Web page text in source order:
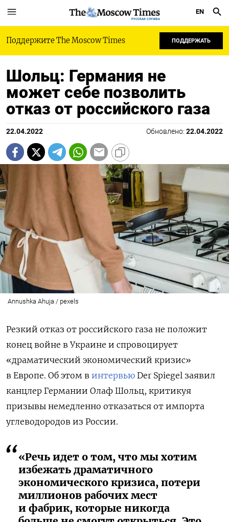
РУССКАЯ СЛУЖБА
EN
Поддержите The Moscow Times ПОДДЕРЖАТЬ
Шольц: Германия не
может себе позволить
отказ от российского газа
22.04.2022 Обновлено: 22.04.2022
Annushka Ahuja / pexels
Резкий отказ от российского газа не положит
конец войне в Украине и спровоцирует
«драматический экономический кризис»
в Европе. Об этом в интервью Der Spiegel заявил
канцлер Германии Олаф Шольц, критикуя
призывы немедленно отказаться от импорта
углеводородов из России.
«Речь идет о том, что мы хотим
избежать драматичного
экономического кризиса, потери
миллионов рабочих мест
и фабрик, которые никогда